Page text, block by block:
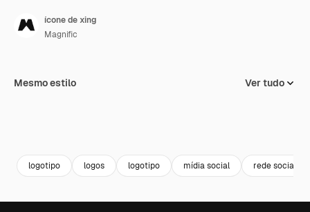
ícone de xing
Magnific
Mesmo estilo Ver tudo
logotipo logos logotipo mídia social rede social